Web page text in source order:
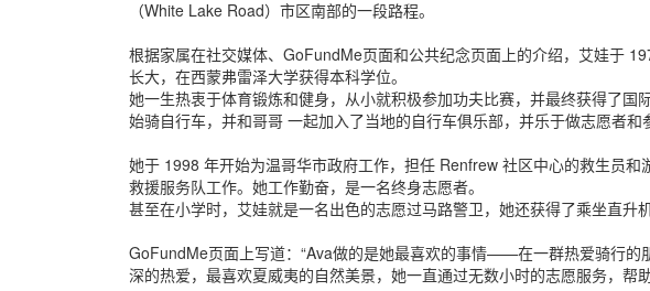
（White Lake Road）市区南部的一段路程。
根据家属在社交媒体、GoFundMe页面和公共纪念页面上的介绍，艾娃于
长大，在西蒙弗雷泽大学获得本科学位。
她一生热衷于体育锻炼和健身，从小就积极参加功夫比赛，并最终获得了国
始骑自行车，并和哥哥 一起加入了当地的自行车俱乐部，并乐于做志愿者和
她于 1998 年开始为温哥华市政府工作，担任 Renfrew 社区中心的救生员
救援服务队工作。她工作勤奋，是一名终身志愿者。
甚至在小学时，艾娃就是一名出色的志愿过马路警卫，她还获得了乘坐直升
GoFundMe页面上写道：“Ava做的是她最喜欢的事情——在一群热爱骑行的
深的热爱，最喜欢夏威夷的自然美景，她一直通过无数小时的志愿服务，帮助